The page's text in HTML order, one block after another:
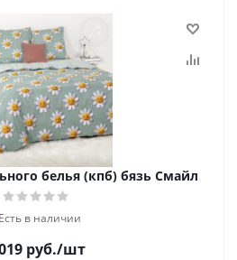
белья (кпб) бязь Смайл
Есть в наличии
руб./шт